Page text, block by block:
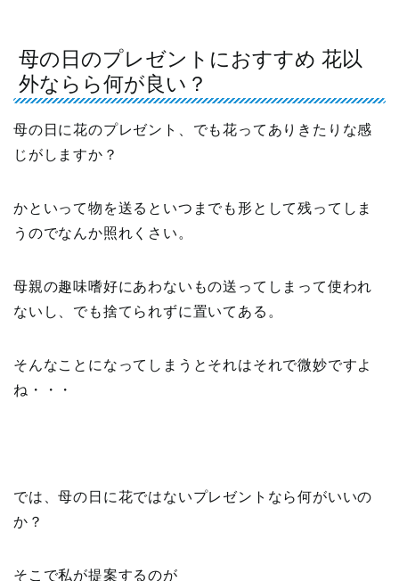
母の日のプレゼントにおすすめ 花以
外ならら何が良い？
母の日に花のプレゼント、でも花ってありきたりな感
じがしますか？
かといって物を送るといつまでも形として残ってしま
うのでなんか照れくさい。
母親の趣味嗜好にあわないもの送ってしまって使われ
ないし、でも捨てられずに置いてある。
そんなことになってしまうとそれはそれで微妙ですよ
ね・・・
では、母の日に花ではないプレゼントなら何がいいの
か？
そこで私が提案するのが